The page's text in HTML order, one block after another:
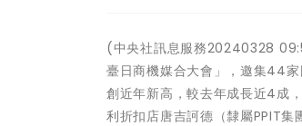
(中央社訊息服務20240328
臺日商機媒合大會」，邀集44
創近年新高，較去年成長近4成
利折扣店唐吉訶德（隸屬PPIT